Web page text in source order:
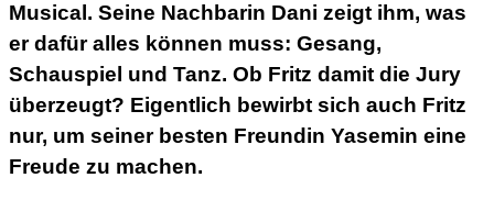
Musical. Seine Nachbarin Dani zeigt ihm, was
er dafür alles können muss: Gesang,
Schauspiel und Tanz. Ob Fritz damit die Jury
überzeugt? Eigentlich bewirbt sich auch Fritz
nur, um seiner besten Freundin Yasemin eine
Freude zu machen.